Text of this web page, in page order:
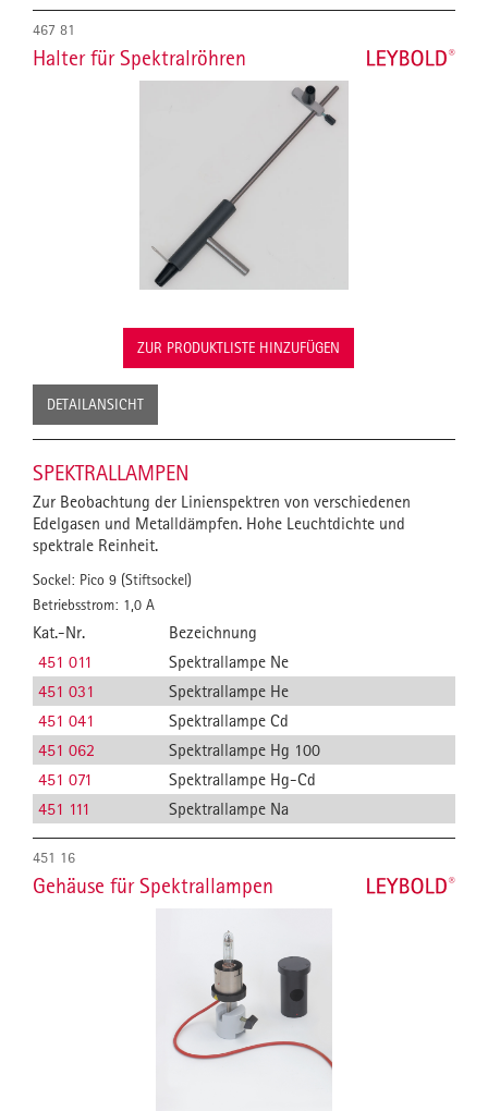
467 81
Halter für Spektralröhren
ZUR PRODUKTLISTE HINZUFÜGEN
DETAILANSICHT
SPEKTRALLAMPEN
Zur Beobachtung der Linienspektren von verschiedenen
Edelgasen und Metalldämpfen. Hohe Leuchtdichte und
spektrale Reinheit.
Sockel: Pico 9 (Stiftsockel)
Betriebsstrom: 1,0 A
Kat.-Nr.
Bezeichnung
451 011
Spektrallampe Ne
451 031
Spektrallampe He
451 041
Spektrallampe Cd
451 062
Spektrallampe Hg 100
451 071
Spektrallampe Hg-Cd
451 111
Spektrallampe Na
451 16
Gehäuse für Spektrallampen